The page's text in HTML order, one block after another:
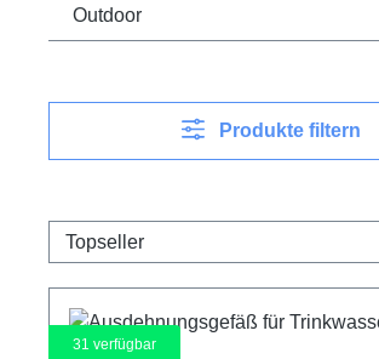
Outdoor
Produkte filtern
31 verfügbar